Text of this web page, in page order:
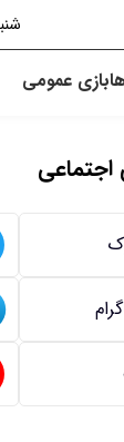
شنبه ۱۷
بازی عمومی